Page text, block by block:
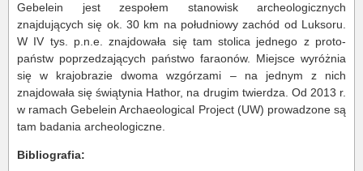
Gebelein jest zespołem stanowisk archeologicznych
znajdujących się ok. 30 km na południowy zachód od Luksoru.
W IV tys. p.n.e. znajdowała się tam stolica jednego z proto-
państw poprzedzających państwo faraonów. Miejsce wyróżnia
się w krajobrazie dwoma wzgórzami – na jednym z nich
znajdowała się świątynia Hathor, na drugim twierdza. Od 2013 r.
w ramach Gebelein Archaeological Project (UW) prowadzone są
tam badania archeologiczne.
Bibliografia: